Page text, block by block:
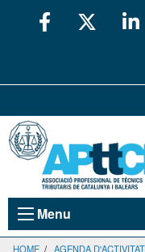
Menu
HOME / AGENDA